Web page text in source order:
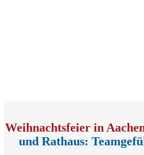
Weihnachtsfeier in
und Rathaus: